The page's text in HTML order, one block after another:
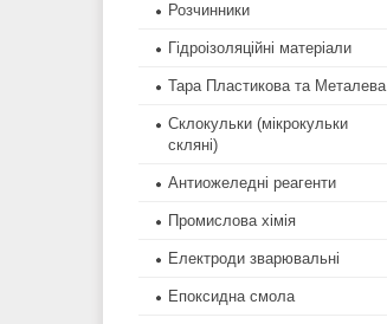
Розчинники
Гідроізоляційні матеріали
Тара Пластикова та Металева
Склокульки (мікрокульки
скляні)
Антиожеледні реагенти
Промислова хімія
Електроди зварювальні
Епоксидна смола